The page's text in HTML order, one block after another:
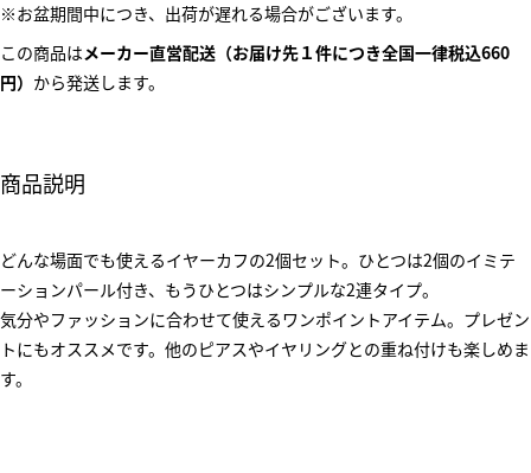
※お盆期間中につき、出荷が遅れる場合がございます。
この商品はメーカー直営配送（お届け先１件につき全国一律税込660
円） から発送します。
商品説明
どんな場面でも使えるイヤーカフの2個セット。ひとつは2個のイミテ
ーションパール付き、もうひとつはシンプルな2連タイプ。
気分やファッションに合わせて使えるワンポイントアイテム。プレゼン
トにもオススメです。他のピアスやイヤリングとの重ね付けも楽しめま
す。